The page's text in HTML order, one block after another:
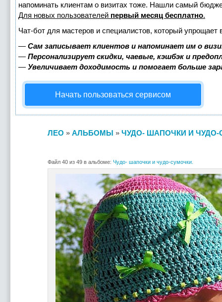
напоминать клиентам о визитах тоже. Нашли самый
Для новых пользователей первый месяц бесплатно.
Чат-бот для мастеров и специалистов, который упрощает
— Сам записывает клиентов и напоминает им о
— Персонализирует скидки, чаевые, кэшбэк и
— Увеличивает доходимость и помогает больше
Начать пользоваться сервисом
ЛЕО » АЛЬБОМЫ » ЧУДО- ШАПОЧКИ И ЧУДО-
Файл 40 из 49 в альбоме: Чудо- шапочки и чудо-сумочки.